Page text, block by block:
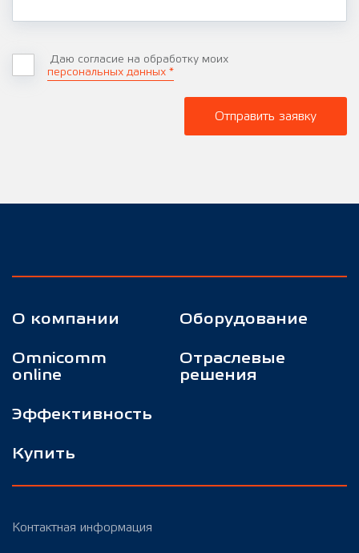
Даю согласие на обработку моих
персональных данных *
Отправить заявку
О компании
Omnicomm
online
Эффективность
Купить
Оборудование
Отраслевые
решения
Контактная информация